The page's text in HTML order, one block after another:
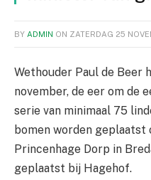
BY ADMIN ON ZATERDAG 25
Wethouder Paul de Beer
november, de eer om de
serie van minimaal 75
bomen worden
Princenhage Dorp in
geplaatst bij Hagehof.